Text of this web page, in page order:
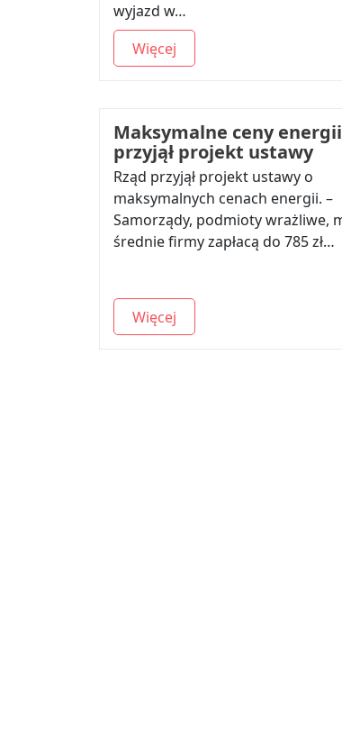
wyjazd w…
Więcej
Maksymalne ceny
przyjął projekt ustawy
Rząd przyjął projekt ustawy o
maksymalnych cenach energii. –
Samorządy, podmioty wrażliwe,
średnie firmy zapłacą do 785 zł…
Więcej